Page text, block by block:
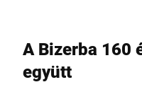
A Bizerba 160
együtt